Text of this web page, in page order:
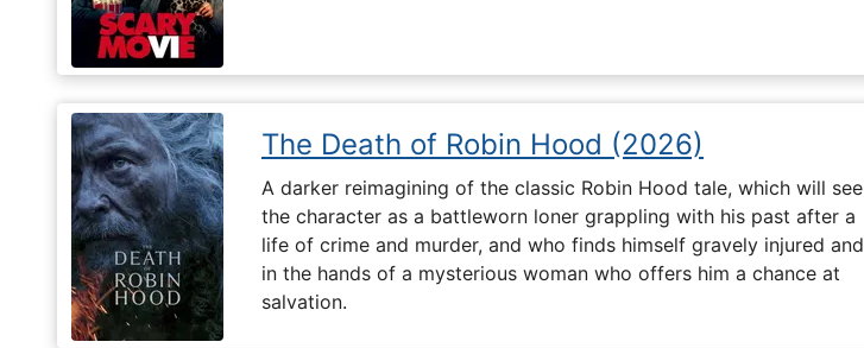
The Death of Robin Hood (2026)
A darker reimagining of the classic Robin Hood tale, which will see
the character as a battleworn loner grappling with his past after a
life of crime and murder, and who finds himself gravely injured and
in the hands of a mysterious woman who offers him a chance at
salvation.